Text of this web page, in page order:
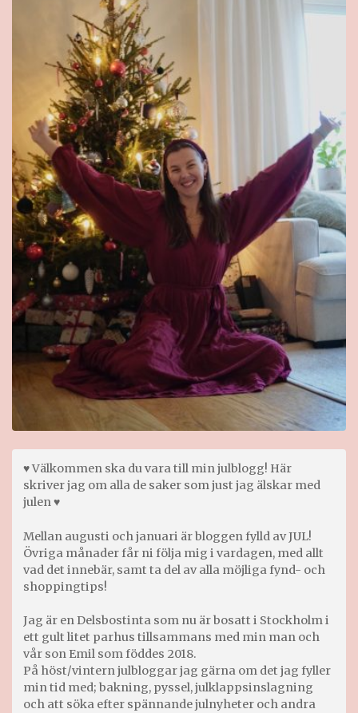
♥ Välkommen ska du vara till min julblogg! Här
skriver jag om alla de saker som just jag älskar med
julen ♥
Mellan augusti och januari är bloggen fylld av JUL!
Övriga månader får ni följa mig i vardagen, med allt
vad det innebär, samt ta del av alla möjliga fynd- och
shoppingtips!
Jag är en Delsbostinta som nu är bosatt i Stockholm i
ett gult litet parhus tillsammans med min man och
vår son Emil som föddes 2018.
På höst/vintern julbloggar jag gärna om det jag fyller
min tid med; bakning, pyssel, julklappsinslagning
och att söka efter spännande julnyheter och andra